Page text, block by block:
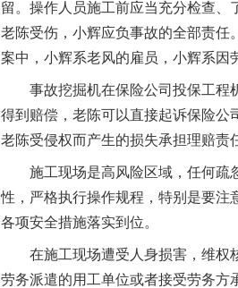
留。操作人员施工前应当充分检查
老陈受伤，小辉应负事故的全部责任
案中，小辉系老风的雇员，小辉系因
事故挖掘机在保险公司投保工程机
得到赔偿，老陈可以直接起诉保险公
老陈受侵权而产生的损失承担理赔责
施工现场是高风险区域，任何疏忽
性，严格执行操作规程，特别是要注
各项安全措施落实到位。
在施工现场遭受人身损害，维权核
劳务派遣的用工单位或者接受劳务方